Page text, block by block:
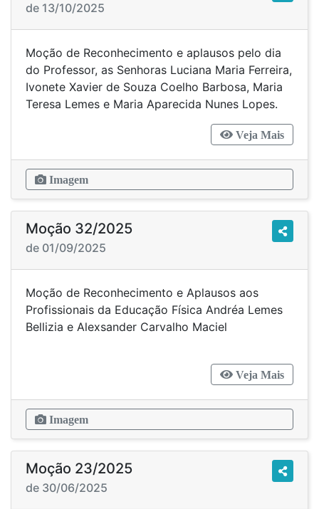
de 13/10/2025
Moção de Reconhecimento e aplausos pelo dia
do Professor, as Senhoras Luciana Maria Ferreira,
Ivonete Xavier de Souza Coelho Barbosa, Maria
Teresa Lemes e Maria Aparecida Nunes Lopes.
Veja Mais
Imagem
Moção 32/2025
de 01/09/2025
Moção de Reconhecimento e Aplausos aos
Profissionais da Educação Física Andréa Lemes
Bellizia e Alexsander Carvalho Maciel
Veja Mais
Imagem
Moção 23/2025
de 30/06/2025